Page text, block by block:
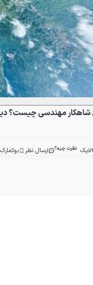
شاهکار مهندسی چیست؟
لایک نظرت چیه؟ ارسال نظر بوکمارک